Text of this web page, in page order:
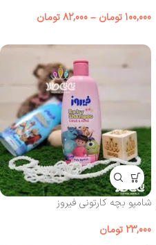
100,000 تومان –
82,000تومان
شامپو بچه کارتونی فیروز
23,000 تومان